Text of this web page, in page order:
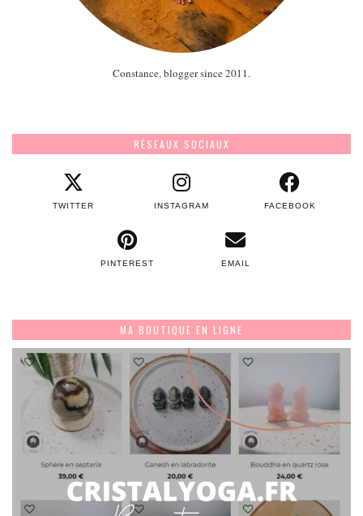
Constance, blogger since 2011.
RÉSEAUX SOCIAUX
TWITTER INSTAGRAM FACEBOOK
PINTEREST EMAIL
MA BOUTIQUE EN LIGNE